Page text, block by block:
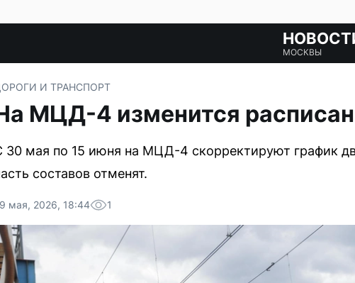
МОСКВЫ
И ТРАНСПОРТ
МЦД-4 изменится
30 мая по 15 июня на МЦД-4 скорректируют график
составов отменят.
мая, 2026, 18:44 1